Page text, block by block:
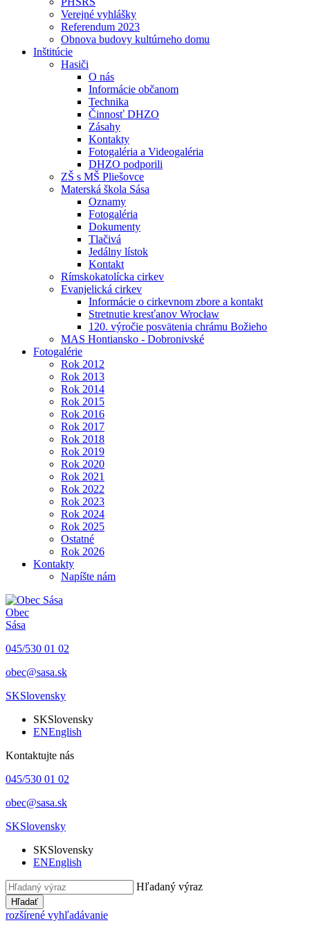
Verejné vyhlášky
Referendum 2023
Obnova budovy kultúrneho domu
Inštitúcie
Hasiči
O nás
Informácie občanom
Technika
Činnosť DHZO
Zásahy
Kontakty
Fotogaléria a Videogaléria
DHZO podporili
ZŠ s MŠ Pliešovce
Materská škola Sása
Oznamy
Fotogaléria
Dokumenty
Tlačivá
Jedálny lístok
Kontakt
Rímskokatolícka cirkev
Evanjelická cirkev
Informácie o cirkevnom zbore a kontakt
Stretnutie kresťanov Wrocław
120. výročie posvätenia chrámu Božieho
MAS Hontiansko - Dobronivské
Fotogalérie
Rok 2012
Rok 2013
Rok 2014
Rok 2015
Rok 2016
Rok 2017
Rok 2018
Rok 2019
Rok 2020
Rok 2021
Rok 2022
Rok 2023
Rok 2024
Rok 2025
Ostatné
Rok 2026
Kontakty
Napíšte nám
Obec
Sása
045/530 01 02
obec@sasa.sk
SKSlovensky
SKSlovensky
ENEnglish
Kontaktujte nás
045/530 01 02
obec@sasa.sk
SKSlovensky
SKSlovensky
ENEnglish
Hľadaný výraz
Hľadať
rozšírené vyhľadávanie